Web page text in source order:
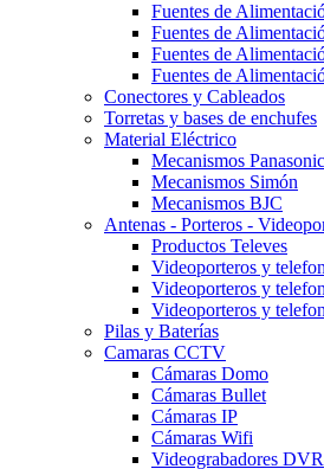
Fuentes de
Fuentes de
Fuentes de
Fuentes de
Conectores y Cableados
Torretas y bases de enchufes
Material Eléctrico
Mecanismos Panasonic
Mecanismos Simón
Mecanismos BJC
Antenas - Porteros -
Productos Televes
Videoporteros y
Videoporteros y
Videoporteros y
Pilas y Baterías
Camaras CCTV
Cámaras Domo
Cámaras Bullet
Cámaras IP
Cámaras Wifi
Videograbadores DVR